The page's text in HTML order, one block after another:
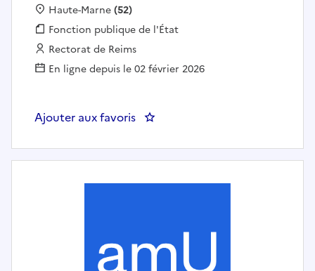
Localisation :
Haute-Marne(52)
Fonction publique :
Fonction publique de l'État
Employeur :
Rectorat de Reims
En ligne depuis le 02 février 2026
Ajouter aux favoris : Enseignant Allemand (H/F) -